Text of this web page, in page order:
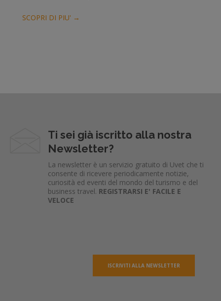
SCOPRI DI PIU' →
Ti sei già iscritto alla nostra
Newsletter?
La newsletter è un servizio gratuito di Uvet che ti
consente di ricevere periodicamente notizie,
curiosità ed eventi del mondo del turismo e del
business travel. REGISTRARSI E' FACILE E
VELOCE
ISCRIVITI ALLA NEWSLETTER